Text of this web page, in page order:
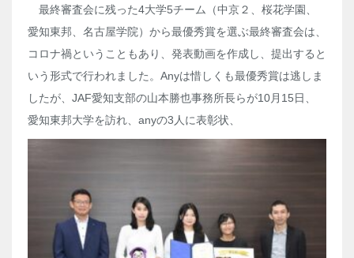
最終審査会に残った4大学5チーム（中京２、桜花学園、
愛知東邦、名古屋学院）から最優秀賞を選ぶ最終審査会は、
コロナ禍ということもあり、発表動画を作成し、提出すると
いう形式で行われました。 Anyは惜しくも最優秀賞は逃しま
したが、 JAF愛知支部の山本勝也事務所長らが10月 15日、
愛知東邦大学を訪れ、 anyの3 人に表彰状、